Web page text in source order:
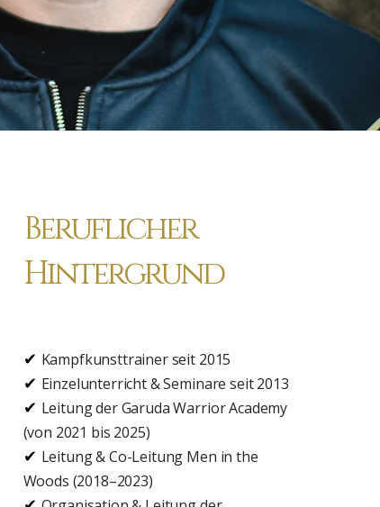
Beruflicher
Hintergrund
✔ Kampfkunsttrainer seit 2015
✔ Einzelunterricht & Seminare seit 2013
✔ Leitung der Garuda Warrior Academy
(von 2021 bis 2025)
✔ Leitung & Co-Leitung Men in the
Woods (2018–2023)